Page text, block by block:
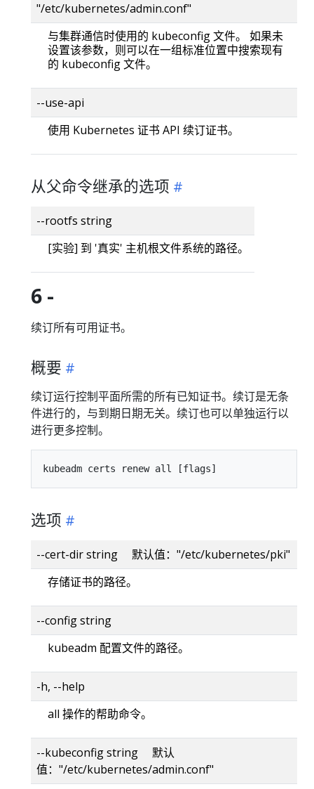
"/etc/kubernetes/admin.conf"
与集群通信时使用的 kubeconfig 文件。 如果未
设置该参数，则可以在一组标准位置中搜索现有
的 kubeconfig 文件。
--use-api
使用 Kubernetes 证书 API 续订证书。
从父命令继承的选项
--rootfs string
[实验] 到 '真实' 主机根文件系统的路径。
6 -
续订所有可用证书。
概要
续订运行控制平面所需的所有已知证书。续订是无条
件进行的，与到期日期无关。续订也可以单独运行以
进行更多控制。
选项
--cert-dir string 默认值："/etc/kubernetes/pki"
存储证书的路径。
--config string
kubeadm 配置文件的路径。
-h, --help
all 操作的帮助命令。
--kubeconfig string 默认
值："/etc/kubernetes/admin.conf"